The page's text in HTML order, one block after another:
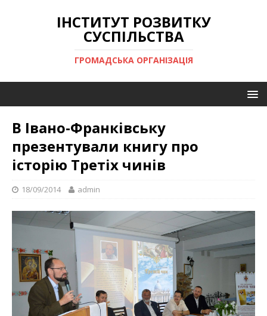
ІНСТИТУТ РОЗВИТКУ
СУСПІЛЬСТВА
ГРОМАДСЬКА ОРГАНІЗАЦІЯ
В Івано-Франківську
презентували книгу про
історію Третіх чинів
18/09/2014 admin